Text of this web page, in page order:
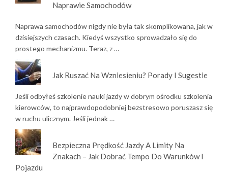
Naprawie Samochodów
Naprawa samochodów nigdy nie była tak skomplikowana, jak w
dzisiejszych czasach. Kiedyś wszystko sprowadzało się do
prostego mechanizmu. Teraz, z …
Jak Ruszać Na Wzniesieniu? Porady I Sugestie
Jeśli odbyłeś szkolenie nauki jazdy w dobrym ośrodku szkolenia
kierowców, to najprawdopodobniej bezstresowo poruszasz się
w ruchu ulicznym. Jeśli jednak …
Bezpieczna Prędkość Jazdy A Limity Na
Znakach – Jak Dobrać Tempo Do Warunków I
Pojazdu